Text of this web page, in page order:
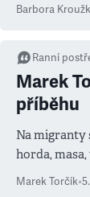
Barbora
Ranní
Marek
příběhu
Na migranty
horda,
Marek Torčík•